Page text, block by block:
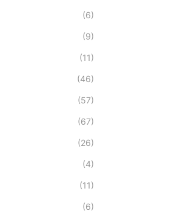
(6)
(9)
(11)
(46)
(57)
(67)
(26)
(4)
(11)
(6)